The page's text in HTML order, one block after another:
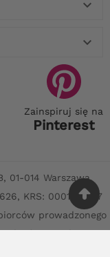


Zainspiruj się na
Pinterest
01-014 Warszawa,
KRS: 0001170797
prowadzonego
Gospodarczy,